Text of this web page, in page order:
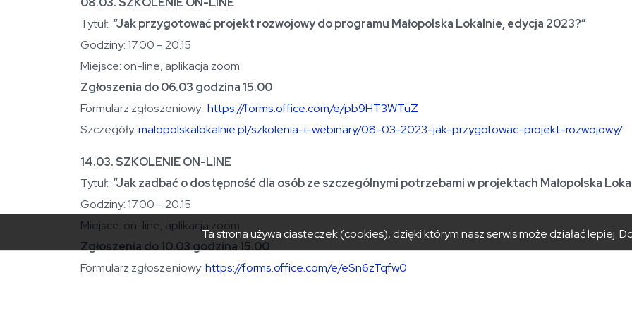
Tytuł: “Jak przygotować projekt rozwojowy do programu Małopolska Lokalnie, edycja 2023?”
Godziny: 17.00 – 20.15
Miejsce: on-line, aplikacja zoom
Zgłoszenia do 06.03 godzina 15.00
Formularz zgłoszeniowy: https://forms.office.com/e/pb9HT3WTuZ
Szczegóły:malopolskalokalnie.pl/szkolenia-i-webinary/08-03-2023-jak-przygotowac-projekt-rozwojowy/
14.03. SZKOLENIE ON-LINE
Tytuł: “Jak zadbać o dostępność dla osób ze szczególnymi potrzebami w projektach Małopolska
Godziny: 17.00 – 20.15
Miejsce: on-line, aplikacja zoom
Zgłoszenia do 10.03 godzina 15.00
Formularz zgłoszeniowy:https://forms.office.com/e/eSn6zTqfw0
Ta strona używa ciasteczek (cookies), dzięki którym nasz serwis może działać lepiej.